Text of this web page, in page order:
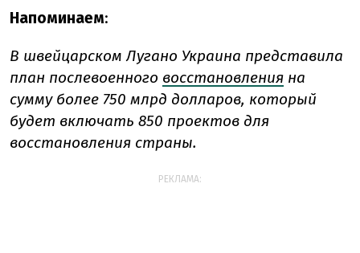
Напоминаем:
В швейцарском Лугано Украина представила
план послевоенного восстановления на
сумму более 750 млрд долларов, который
будет включать 850 проектов для
восстановления страны.
РЕКЛАМА: